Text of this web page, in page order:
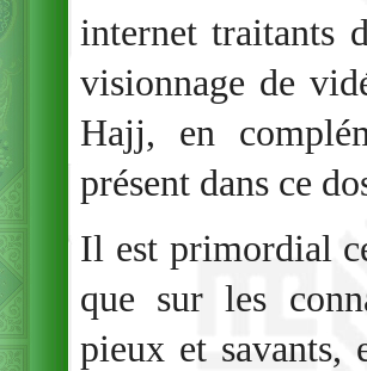
internet traitants
visionnage de
Hajj, en
présent dans ce
Il est primordial
que sur les
pieux et savants,